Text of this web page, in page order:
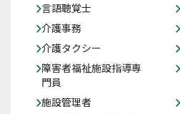
言語聴覚士
介護事務
介護タクシー
障害者福祉施設指導専
門員
施設管理者